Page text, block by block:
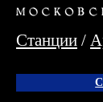
Станции /